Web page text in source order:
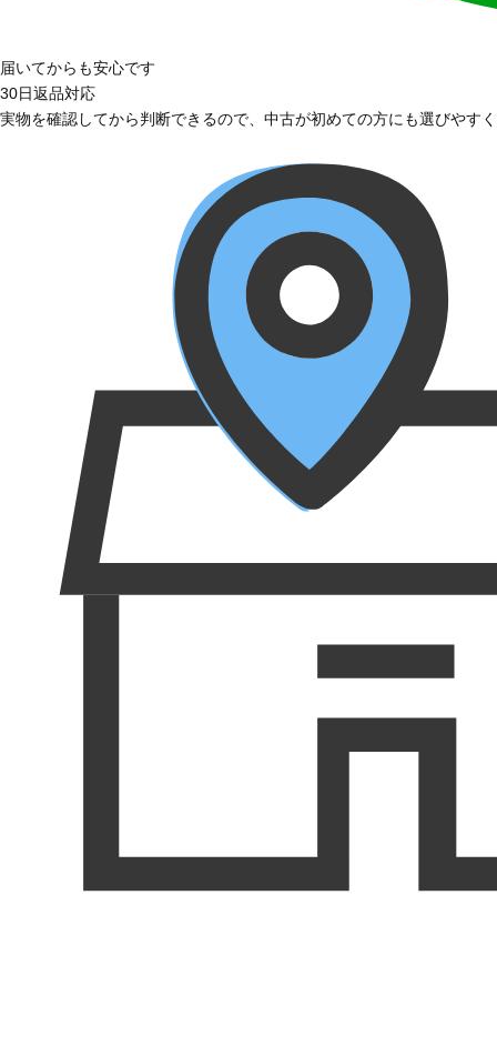
届いてからも安心です
30日返品対応
実物を確認してから判断できるので、中古が初めての方にも選びやす